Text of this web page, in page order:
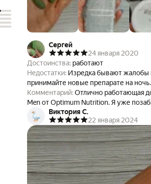
Сергей
24 января 2020
Достоинства: работают
Недостатки: Изредка бывают жалобы
принимайте новые препарате на ночь.
Комментарий:Отлично работающая
Men от Optimum Nutrition. Я уже
"почувствовать" препарат -
Некоторых пугают "лошадиные"
проблематично из-за очень низкой
значительная часть, не успев
принимайте указанную дозировку,
Виктория С.
22 января 2024